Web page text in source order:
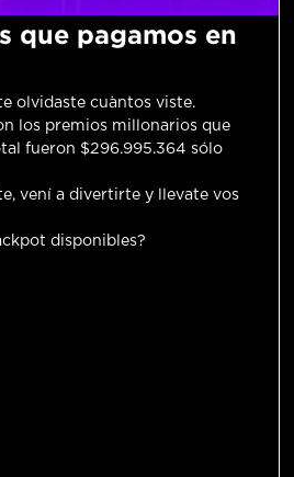
que pagamos en
olvidaste cuàntos viste.
los premios millonarios que
fueron $296.995.364 sólo
vení a divertirte y llevate vos
disponibles?